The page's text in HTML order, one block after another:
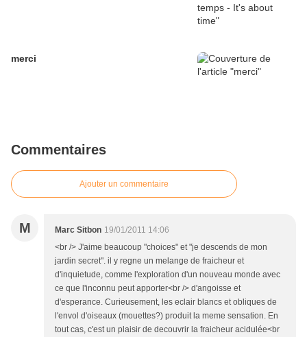
merci
Commentaires
Ajouter un commentaire
M Marc Sitbon 19/01/2011 14:06
<br /> J'aime beaucoup "choices" et "je descends de mon
jardin secret". il y regne un melange de fraicheur et
d'inquietude, comme l'exploration d'un nouveau monde avec
ce que l'inconnu peut apporter<br /> d'angoisse et
d'esperance. Curieusement, les eclair blancs et obliques de
l'envol d'oiseaux (mouettes?) produit la meme sensation. En
tout cas, c'est un plaisir de decouvrir la fraicheur acidulée<br